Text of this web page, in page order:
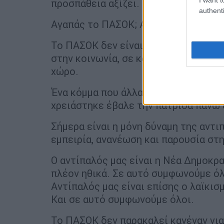
προσπάθεια αξίζει.
Αγαπάς το ΠΑΣΟΚ; Απόδειξέ το.
Το ΠΑΣΟΚ δεν είναι ένα κόμμα της
στην κοινωνία, σε κάθε γωνιά της
χώρο.
Ένα κόμμα που άλλαξε την Ελλάδα.
χρειάστηκε έβαλε την πατρίδα
Σήμερα είναι η μόνη δύναμη της
εμπειρία, ανανέωση και παρουσία
Ο αντίπαλός μας είναι η Νέα
πλέον ηθικά. Σε αυτό συμφωνούμε
Αντίπαλός μας είναι επίσης ο
Και σε αυτό συμφωνούμε όλοι.
Το ΠΑΣΟΚ δεν παρακαλεί κανέναν